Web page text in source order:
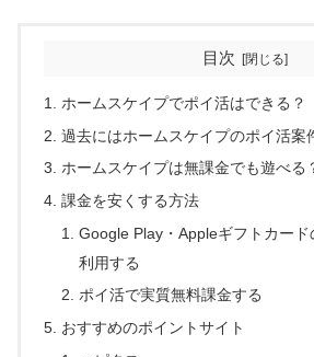
目次
ホームスケイプでポイ活はできる？
過去にはホームスケイプのポイ活案
ホームスケイプは無課金でも遊べる
課金を安くする方法
Google Play・Appleギフトカード
利用する
ポイ活で実質無料課金する
おすすめのポイントサイト